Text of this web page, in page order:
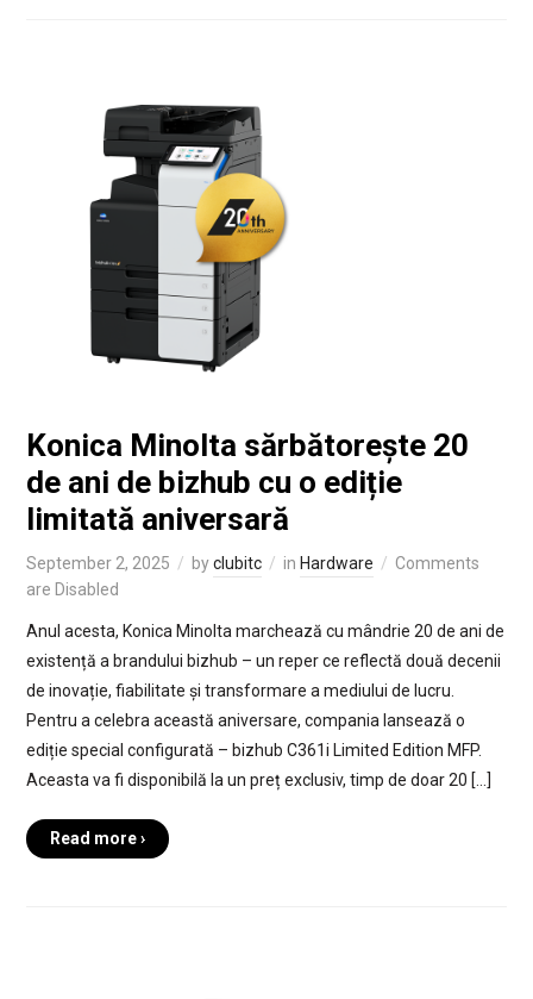
Konica Minolta sărbătorește 20
de ani de bizhub cu o ediție
limitată aniversară
September 2, 2025 byclubitc in Hardware
Comments
are Disabled
Anul acesta, Konica Minolta marchează cu mândrie 20 de ani de
existență a brandului bizhub – un reper ce reflectă două decenii
de inovație, fiabilitate și transformare a mediului de lucru.
Pentru a celebra această aniversare, compania lansează o
ediție special configurată – bizhub C361i Limited Edition MFP.
Aceasta va fi disponibilă la un preț exclusiv, timp de doar 20 […]
Read more ›